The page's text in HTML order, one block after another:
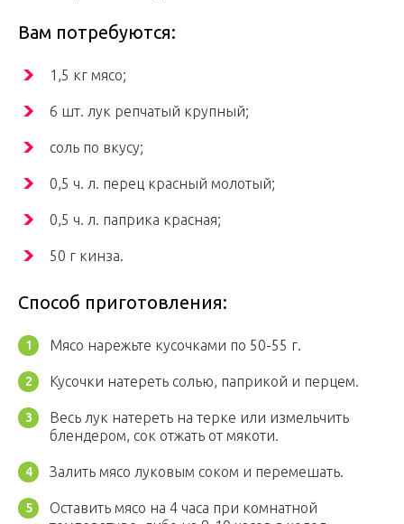
Вам потребуются:
1,5 кг мясо;
6 шт. лук репчатый крупный;
соль по вкусу;
0,5 ч. л. перец красный молотый;
0,5 ч. л. паприка красная;
50 г кинза.
Способ приготовления:
Мясо нарежьте кусочками по 50-55 г.
Кусочки натереть солью, паприкой и перцем.
Весь лук натереть на терке или измельчить
блендером, сок отжать от мякоти.
Залить мясо луковым соком и перемешать.
Оставить мясо на 4 часа при комнатной